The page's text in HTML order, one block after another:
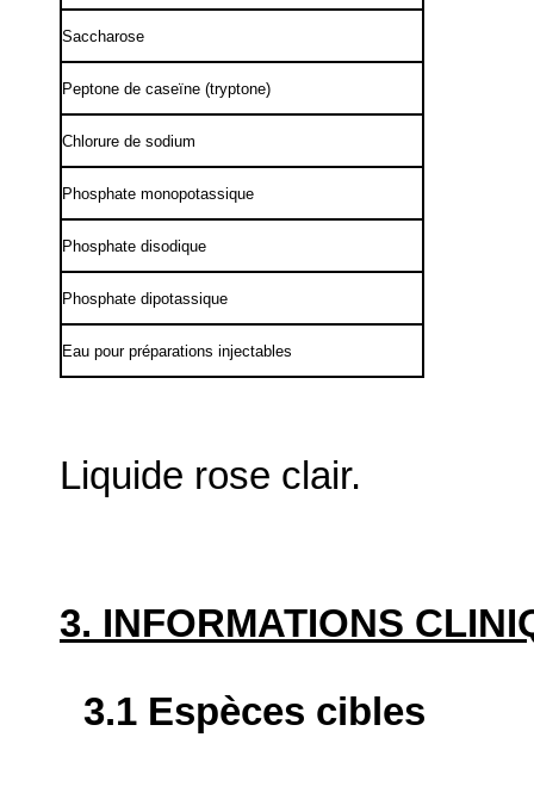
Saccharose
Peptone de caseïne (tryptone)
Chlorure de sodium
Phosphate monopotassique
Phosphate disodique
Phosphate dipotassique
Eau pour préparations injectables
Liquide rose clair.
3. INFORMATIONS
3.1 Espèces cibles